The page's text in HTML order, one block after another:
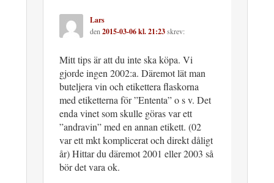
Lars
den 2015-03-06 kl. 21:23skrev:
Mitt tips är att du inte ska köpa. Vi
gjorde ingen 2002:a. Däremot lät man
buteljera vin och etikettera flaskorna
med etiketterna för ”Ententa” o s v. Det
enda vinet som skulle göras var ett
”andravin” med en annan etikett. (02
var ett mkt komplicerat och direkt dåligt
år) Hittar du däremot 2001 eller 2003 så
bör det vara ok.